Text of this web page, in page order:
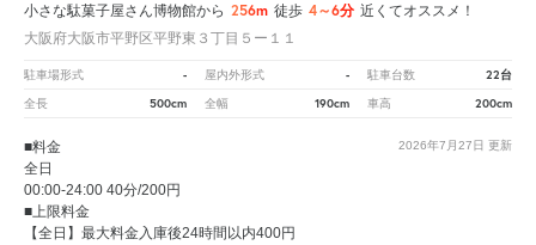
小さな駄菓子屋さん博物館から 256m 徒歩 4～6分 近くてオススメ！
大阪府大阪市平野区平野東３丁目５ー１１
駐車場形式 - 屋内外形式 - 駐車台数 22台
全長 500cm 全幅 190cm 車高 200cm
2026年7月27日 更新
■料金
全日
00:00-24:00 40分/200円
■上限料金
【全日】最大料金入庫後24時間以内400円